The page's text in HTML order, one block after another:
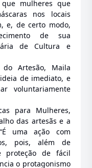
mulheres que
nos locais
e, de certo modo,
de sua
de Cultura e
Artesão, Maila
de imediato, e
voluntariamente
para Mulheres,
das artesãs e a
uma ação com
pois, além de
proteção de fácil
o protagonismo